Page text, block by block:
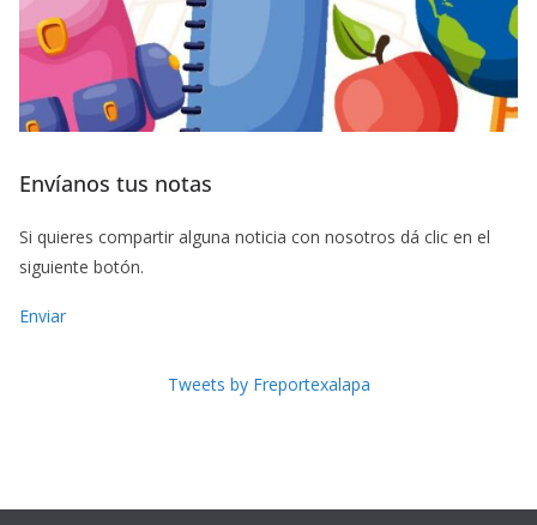
Envíanos tus notas
Si quieres compartir alguna noticia con nosotros dá clic en el
siguiente botón.
Enviar
Tweets by Freportexalapa